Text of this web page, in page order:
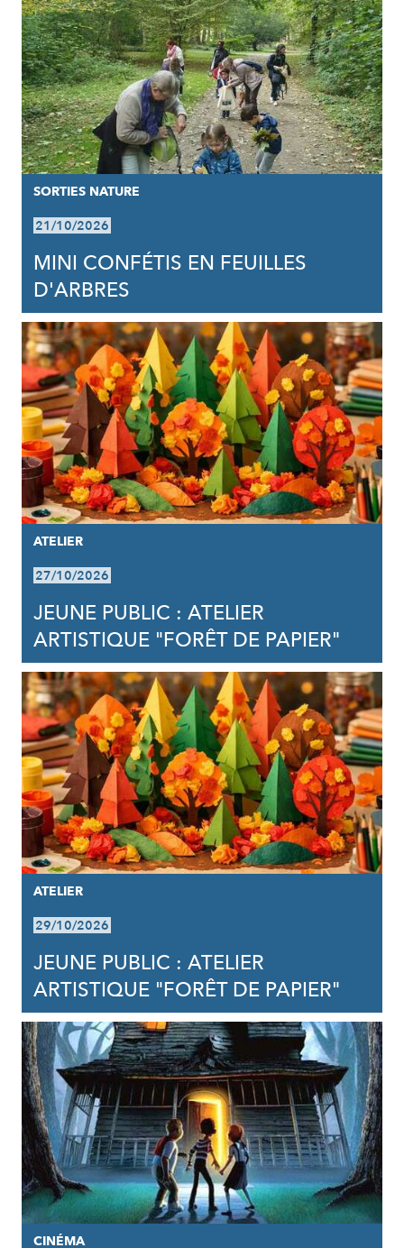
SORTIES NATURE
21/10/2026
MINI CONFÉTIS EN FEUILLES
D'ARBRES
ATELIER
27/10/2026
JEUNE PUBLIC : ATELIER
ARTISTIQUE "FORÊT DE PAPIER"
ATELIER
29/10/2026
JEUNE PUBLIC : ATELIER
ARTISTIQUE "FORÊT DE PAPIER"
CINÉMA